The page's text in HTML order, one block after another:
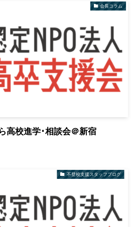
会長コラム
高校進学･相談会＠新宿
不登校支援スタッフブログ